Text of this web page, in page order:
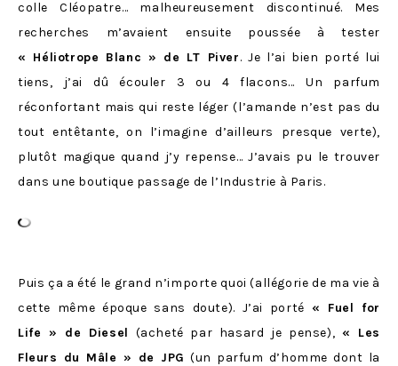
colle Cléopatre… malheureusement discontinué. Mes
recherches m’avaient ensuite poussée à tester
« Héliotrope Blanc » de LT Piver. Je l’ai bien porté lui
tiens, j’ai dû écouler 3 ou 4 flacons… Un parfum
réconfortant mais qui reste léger (l’amande n’est pas du
tout entêtante, on l’imagine d’ailleurs presque verte),
plutôt magique quand j’y repense… J’avais pu le trouver
dans une boutique passage de l’Industrie à Paris.
Puis ça a été le grand n’importe quoi (allégorie de ma vie à
cette même époque sans doute). J’ai porté « Fuel for
Life » de Diesel (acheté par hasard je pense), « Les
Fleurs du Mâle » de JPG (un parfum d’homme dont la